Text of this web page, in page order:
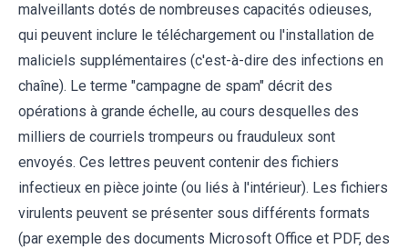
malveillants dotés de nombreuses capacités odieuses,
qui peuvent inclure le téléchargement ou l'installation de
maliciels supplémentaires (c'est-à-dire des infections en
chaîne). Le terme "campagne de spam" décrit des
opérations à grande échelle, au cours desquelles des
milliers de courriels trompeurs ou frauduleux sont
envoyés. Ces lettres peuvent contenir des fichiers
infectieux en pièce jointe (ou liés à l'intérieur). Les fichiers
virulents peuvent se présenter sous différents formats
(par exemple des documents Microsoft Office et PDF, des